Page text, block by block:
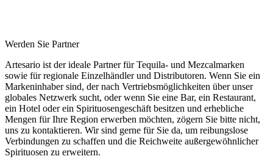
Werden Sie Partner
Artesario ist der ideale Partner für Tequila- und Mezcalmarken
sowie für regionale Einzelhändler und Distributoren. Wenn Sie ein
Markeninhaber sind, der nach Vertriebsmöglichkeiten über unser
globales Netzwerk sucht, oder wenn Sie eine Bar, ein Restaurant,
ein Hotel oder ein Spirituosengeschäft besitzen und erhebliche
Mengen für Ihre Region erwerben möchten, zögern Sie bitte nicht,
uns zu kontaktieren. Wir sind gerne für Sie da, um reibungslose
Verbindungen zu schaffen und die Reichweite außergewöhnlicher
Spirituosen zu erweitern.